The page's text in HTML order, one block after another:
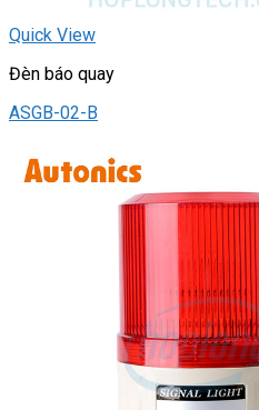
Quick View
Đèn báo quay
ASGB-02-B